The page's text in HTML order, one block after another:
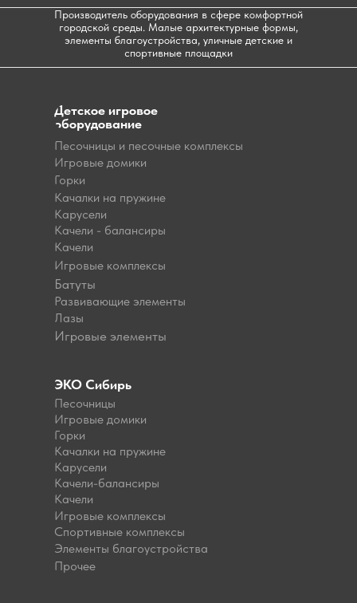
Производитель оборудования в сфере комфортной
городской среды. Малые архитектурные формы,
элементы благоустройства, уличные детские и
спортивные площадки
Развивающие элементы
Песочницы и песочные комплексы
Лазы
Качели - балансиры
Качели
Качалки на пружине
Карусели
Игровые комплексы
Игровые домики
Горки
Горки
Игровые домики
Игровые комплексы
Карусели
Качалки на пружине
Качели
Качели-балансиры
Песочницы
Прочее
Спортивные комплексы
Элементы благоустройства
Детское игровое
оборудование
ЭКО Сибирь
Батуты
Игровые элементы